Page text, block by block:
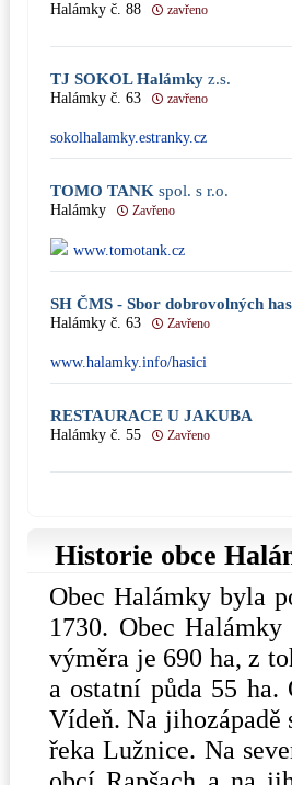
Halámky č. 88 zavřeno
TJ SOKOL Halámky z.s.
Halámky č. 63 zavřeno
sokolhalamky.estranky.cz
TOMO TANK spol. s r.o.
Halámky Zavřeno
www.tomotank.cz
SH ČMS - Sbor dobrovolných
Halámky č. 63 Zavřeno
www.halamky.info/hasici
RESTAURACE U JAKUBA
Halámky č. 55 Zavřeno
Historie obce
Obec Halámky byla
1730. Obec
výměra je 690 ha, z
a ostatní půda 55
Vídeň. Na
řeka Lužnice. Na